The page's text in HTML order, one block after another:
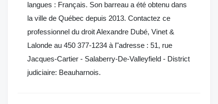
langues : Français. Son barreau a été obtenu dans
la ville de Québec depuis 2013. Contactez ce
professionnel du droit Alexandre Dubé, Vinet &
Lalonde au 450 377-1234 à l"adresse : 51, rue
Jacques-Cartier - Salaberry-De-Valleyfield - District
judiciaire: Beauharnois.